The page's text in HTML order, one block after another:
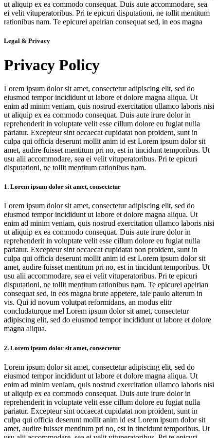
ut aliquip ex ea commodo consequat. Duis aute accommodare, sea
ei velit vituperatoribus. Pri te epicuri disputationi, ne tollit mentitum
rationibus nam. Te epicurei apeirian consequat sed, in eos magna
Legal & Privacy
Privacy Policy
Lorem ipsum dolor sit amet, consectetur adipiscing elit, sed do
eiusmod tempor incididunt ut labore et dolore magna aliqua. Ut
enim ad minim veniam, quis nostrud exercitation ullamco laboris nisi
ut aliquip ex ea commodo consequat. Duis aute irure dolor in
reprehenderit in voluptate velit esse cillum dolore eu fugiat nulla
pariatur. Excepteur sint occaecat cupidatat non proident, sunt in
culpa qui officia deserunt mollit anim id est Lorem ipsum dolor sit
amet, audire fuisset mentitum pri no, est in tincidunt temporibus. Ut
usu alii accommodare, sea ei velit vituperatoribus. Pri te epicuri
disputationi, ne tollit mentitum rationibus nam.
1. Lorem ipsum dolor sit amet, consectetur
Lorem ipsum dolor sit amet, consectetur adipiscing elit, sed do
eiusmod tempor incididunt ut labore et dolore magna aliqua. Ut
enim ad minim veniam, quis nostrud exercitation ullamco laboris nisi
ut aliquip ex ea commodo consequat. Duis aute irure dolor in
reprehenderit in voluptate velit esse cillum dolore eu fugiat nulla
pariatur. Excepteur sint occaecat cupidatat non proident, sunt in
culpa qui officia deserunt mollit anim id est Lorem ipsum dolor sit
amet, audire fuisset mentitum pri no, est in tincidunt temporibus. Ut
usu alii accommodare, sea ei velit vituperatoribus. Pri te epicuri
disputationi, ne tollit mentitum rationibus nam. Te epicurei apeirian
consequat sed, in eos magna brute appetere, tale paulo alterum in
vis. Qui id novum volutpat reformidans, an modus elitr
concludaturque mel Lorem ipsum dolor sit amet, consectetur
adipiscing elit, sed do eiusmod tempor incididunt ut labore et dolore
magna aliqua.
2. Lorem ipsum dolor sit amet, consectetur
Lorem ipsum dolor sit amet, consectetur adipiscing elit, sed do
eiusmod tempor incididunt ut labore et dolore magna aliqua. Ut
enim ad minim veniam, quis nostrud exercitation ullamco laboris nisi
ut aliquip ex ea commodo consequat. Duis aute irure dolor in
reprehenderit in voluptate velit esse cillum dolore eu fugiat nulla
pariatur. Excepteur sint occaecat cupidatat non proident, sunt in
culpa qui officia deserunt mollit anim id est Lorem ipsum dolor sit
amet, audire fuisset mentitum pri no, est in tincidunt temporibus. Ut